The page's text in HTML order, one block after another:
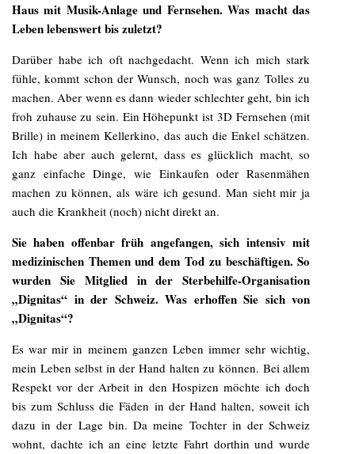
Haus mit Musik-Anlage und Fernsehen. Was macht das
Leben lebenswert bis zuletzt?
Darüber habe ich oft nachgedacht. Wenn ich mich stark
fühle, kommt schon der Wunsch, noch was ganz Tolles zu
machen. Aber wenn es dann wieder schlechter geht, bin ich
froh zuhause zu sein. Ein Höhepunkt ist 3D Fernsehen (mit
Brille) in meinem Kellerkino, das auch die Enkel schätzen.
Ich habe aber auch gelernt, dass es glücklich macht, so
ganz einfache Dinge, wie Einkaufen oder Rasenmähen
machen zu können, als wäre ich gesund. Man sieht mir ja
auch die Krankheit (noch) nicht direkt an.
Sie haben offenbar früh angefangen, sich intensiv mit
medizinischen Themen und dem Tod zu beschäftigen. So
wurden Sie Mitglied in der Sterbehilfe-Organisation
„Dignitas“ in der Schweiz. Was erhoffen Sie sich von
„Dignitas“?
Es war mir in meinem ganzen Leben immer sehr wichtig,
mein Leben selbst in der Hand halten zu können. Bei allem
Respekt vor der Arbeit in den Hospizen möchte ich doch
bis zum Schluss die Fäden in der Hand halten, soweit ich
dazu in der Lage bin. Da meine Tochter in der Schweiz
wohnt, dachte ich an eine letzte Fahrt dorthin und wurde